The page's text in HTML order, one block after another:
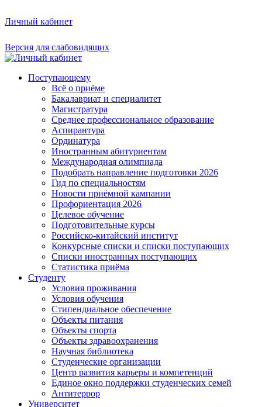
Личный кабинет
Версия для слабовидящих
Поступающему
Всё о приёме
Бакалавриат и специалитет
Магистратура
Среднее профессиональное образование
Аспирантура
Ординатура
Иностранным абитуриентам
Международная олимпиада
Подобрать направление подготовки 2026
Гид по специальностям
Новости приёмной кампании
Профориентация 2026
Целевое обучение
Подготовительные курсы
Российско-китайский институт
Конкурсные списки и списки поступающих
Списки иностранных поступающих
Статистика приёма
Студенту
Условия проживания
Условия обучения
Стипендиальное обеспечение
Объекты питания
Объекты спорта
Объекты здравоохранения
Научная библиотека
Студенческие организации
Центр развития карьеры и компетенций
Единое окно поддержки студенческих семей
Антитеррор
Университет